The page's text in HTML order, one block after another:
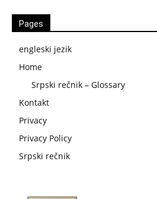
Pages
engleski jezik
Home
Srpski rečnik – Glossary
Kontakt
Privacy
Privacy Policy
Srpski rečnik